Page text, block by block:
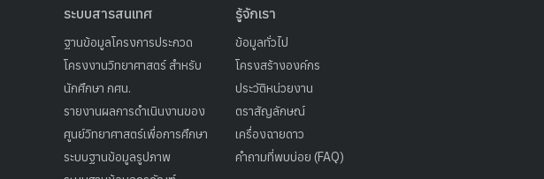
ระบบสารสนเทศ
ฐานข้อมูลโครงการประกวด
โครงงานวิทยาศาสตร์ สำหรับ
นักศึกษา กศน.
รายงานผลการดำเนินงานของ
ศูนย์วิทยาศาสตร์เพื่อการศึกษา
ระบบฐานข้อมูลรูปภาพ
รู้จักเรา
ข้อมูลทั่วไป
โครงสร้างองค์กร
ประวัติหน่วยงาน
ตราสัญลักษณ์
เครื่องฉายดาว
คำถามที่พบบ่อย (FAQ)